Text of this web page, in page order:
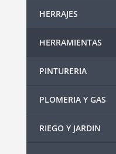
HERRAJES
HERRAMIENTAS
PINTURERIA
PLOMERIA Y GAS
RIEGO Y JARDIN